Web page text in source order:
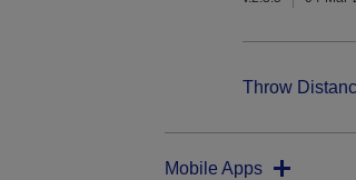
Throw
Mobile Apps